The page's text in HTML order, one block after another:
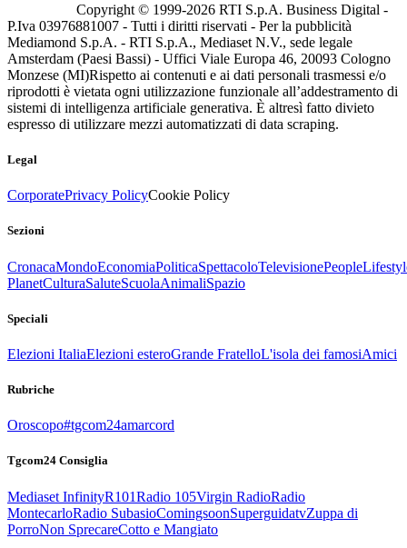
Copyright © 1999-2026 RTI S.p.A. Business Digital -
P.Iva 03976881007 - Tutti i diritti riservati - Per la pubblicità
Mediamond S.p.A. - RTI S.p.A., Mediaset N.V., sede legale
Amsterdam (Paesi Bassi) - Uffici Viale Europa 46, 20093 Cologno
Monzese (MI)Rispetto ai contenuti e ai dati personali trasmessi e/o
riprodotti è vietata ogni utilizzazione funzionale all’addestramento di
sistemi di intelligenza artificiale generativa. È altresì fatto divieto
espresso di utilizzare mezzi automatizzati di data scraping.
Legal
CorporatePrivacy PolicyCookie Policy
Sezioni
CronacaMondoEconomiaPoliticaSpettacoloTelevisionePeople
PlanetCulturaSaluteScuolaAnimaliSpazio
Speciali
Elezioni ItaliaElezioni esteroGrande FratelloL'isola dei famosiAmici
Rubriche
Oroscopo#tgcom24amarcord
Tgcom24 Consiglia
Mediaset InfinityR101Radio 105Virgin RadioRadio
MontecarloRadio SubasioComingsoonSuperguidatvZuppa di
PorroNon SprecareCotto e Mangiato